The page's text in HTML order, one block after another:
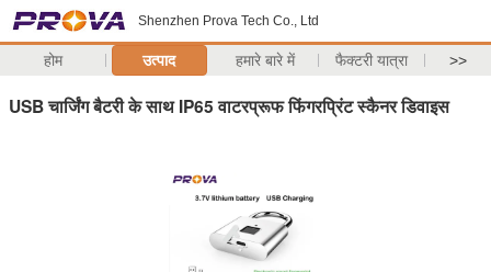
Shenzhen Prova Tech Co., Ltd
होम उत्पाद हमारे बारे में फैक्टरी यात्रा >>
USB चार्जिंग बैटरी के साथ IP65 वाटरप्रूफ फिंगरप्रिंट स्कैनर डिवाइस